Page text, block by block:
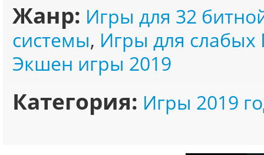
Жанр: Игры для 32
системы, Игры для слабых
Экшен игры 2019
Категория: Игры 2019